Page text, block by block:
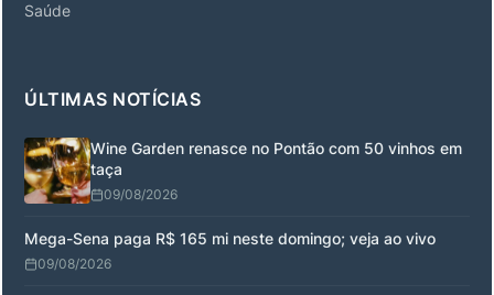
Saúde
ÚLTIMAS NOTÍCIAS
Wine Garden renasce no Pontão com 50 vinhos em
taça
09/08/2026
Mega-Sena paga R$ 165 mi neste domingo; veja ao vivo
09/08/2026